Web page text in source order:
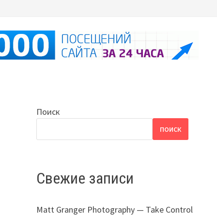
Поиск
ПОИСК
Свежие записи
Matt Granger Photography — Take Control